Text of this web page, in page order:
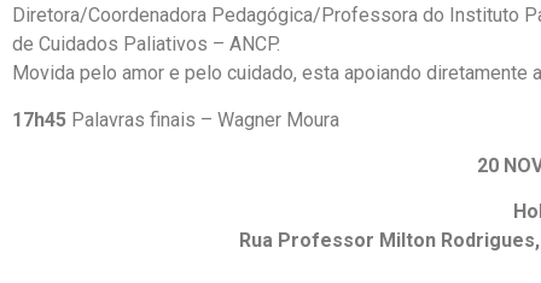
Diretora/Coordenadora Pedagógica/Professora do Instituto
de Cuidados Paliativos – ANCP.
Movida pelo amor e pelo cuidado, esta apoiando diretamente
17h45 Palavras finais – Wagner Moura
20
Rua Professor Milton